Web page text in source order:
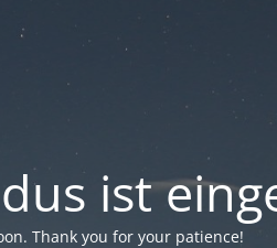
ist
Thank you for your patience!